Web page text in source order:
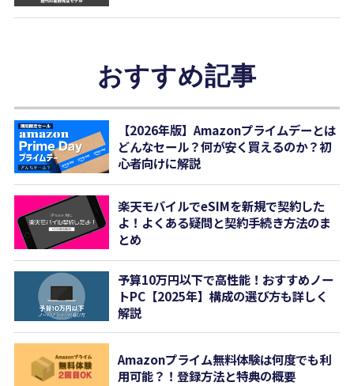
おすすめ記事
【2026年版】Amazonプライムデーとは
どんなセール？何が安く買えるのか？初
心者向けに解説
楽天モバイルでeSIMを新規で契約した
よ！よくある疑問と契約手続き方法のま
とめ
予算10万円以下で高性能！おすすめノー
トPC【2025年】構成の選び方も詳しく
解説
Amazonプライム無料体験は何度でも利
用可能？！登録方法と特典の概要